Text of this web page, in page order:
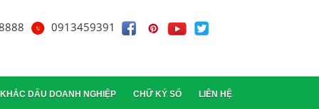
0913459391
KHẮC DẤU DOANH NGHIỆP CHỮ KÝ SỐ LIÊN HỆ